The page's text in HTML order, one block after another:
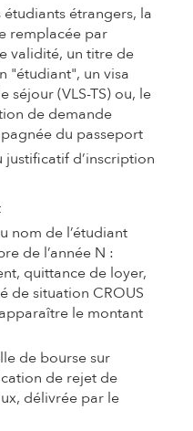
étudiants étrangers, la
remplacée par
validité, un titre de
"étudiant", un visa
séjour (VLS-TS) ou, le
de demande
du passeport
d’inscription
nom de l’étudiant
de l’année N :
quittance de loyer,
de situation CROUS
le montant
de bourse sur
de rejet de
délivrée par le